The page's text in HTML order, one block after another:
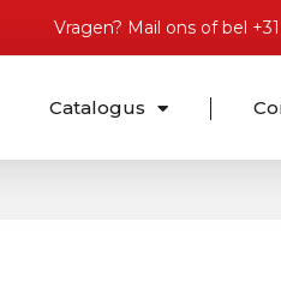
Vragen? Mail onsof bel
Catalogus